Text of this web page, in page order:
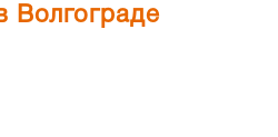
Волгограде